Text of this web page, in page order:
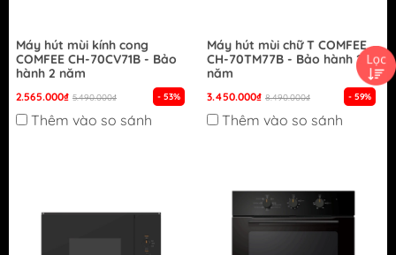
Máy hút mùi kính cong
COMFEE CH-70CV71B - Bảo
hành 2 năm
2.565.000₫ 5.490.000₫ - 53%
Thêm vào so sánh
Máy hút mùi chữ T COMFEE
CH-70TM77B - Bảo hành 2
năm
3.450.000₫ 8.490.000₫ - 59%
Thêm vào so sánh